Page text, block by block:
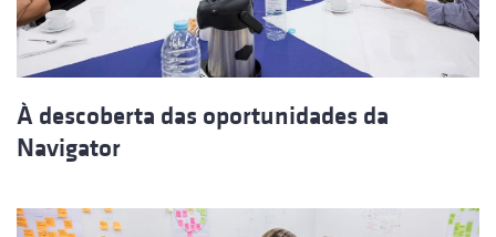
À descoberta das oportunidades da
Navigator